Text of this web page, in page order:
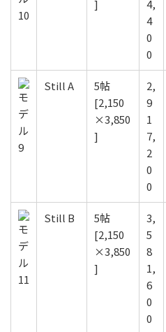
]
4,
4
0
0
Still A
5帖
[2,150
×3,850
]
2,
9
1
7,
2
0
0
Still B
5帖
[2,150
×3,850
]
3,
5
8
1,
6
0
0